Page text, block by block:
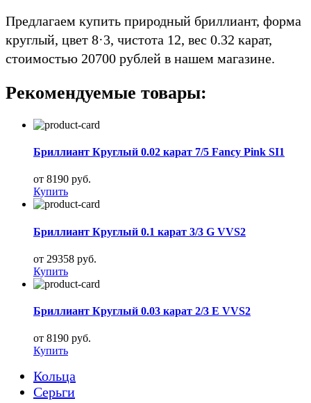
Предлагаем купить природный бриллиант, форма
круглый, цвет 8·3, чистота 12, вес 0.32 карат,
стоимостью 20700 рублей в нашем магазине.
Рекомендуемые товары:
Бриллиант Круглый 0.02 карат 7/5 Fancy Pink SI1
от 8190 руб.
Купить
Бриллиант Круглый 0.1 карат 3/3 G VVS2
от 29358 руб.
Купить
Бриллиант Круглый 0.03 карат 2/3 E VVS2
от 8190 руб.
Купить
Кольца
Серьги